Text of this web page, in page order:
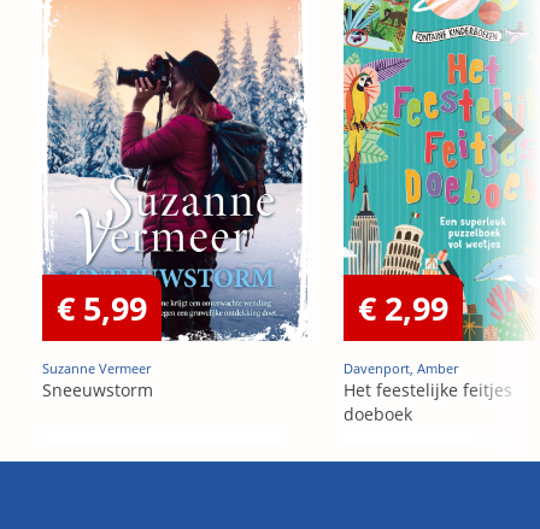
€ 5,99
Suzanne Vermeer
Sneeuwstorm
€ 2,99
Davenport, Amber
Het feestelijke feitjes
doeboek